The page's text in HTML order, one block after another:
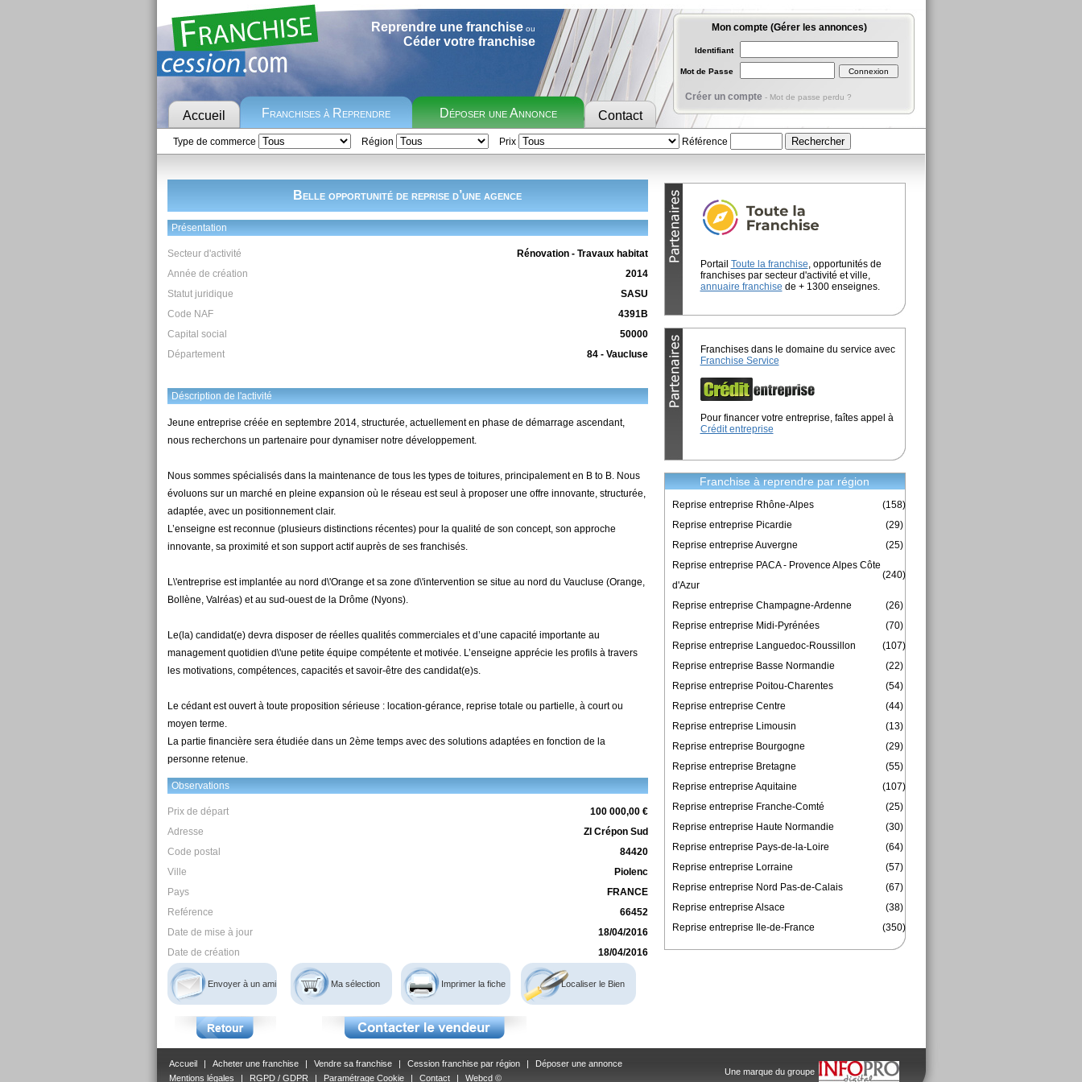
Reprendre une franchiseou
Céder votre franchise
Accueil Franchises à Reprendre Déposer une Annonce Contact
Mon compte (Gérer les annonces)
Identifiant
Mot de Passe
Créer un compte - Mot de passe perdu ?
Type de commerce Région Prix Référence
Belle opportunité de reprise d’une agence
Présentation
Secteur d'activité
Rénovation - Travaux habitat
Année de création
2014
Statut juridique
SASU
Code NAF
4391B
Capital social
50000
Département
84 - Vaucluse
Déscription de l'activité
Jeune entreprise créée en septembre 2014, structurée, actuellement en phase de démarrage ascendant,
nous recherchons un partenaire pour dynamiser notre développement.
Nous sommes spécialisés dans la maintenance de tous les types de toitures, principalement en B to B. Nous
évoluons sur un marché en pleine expansion où le réseau est seul à proposer une offre innovante, structurée,
adaptée, avec un positionnement clair.
L’enseigne est reconnue (plusieurs distinctions récentes) pour la qualité de son concept, son approche
innovante, sa proximité et son support actif auprès de ses franchisés.
L\'entreprise est implantée au nord d\'Orange et sa zone d\'intervention se situe au nord du Vaucluse (Orange,
Bollène, Valréas) et au sud-ouest de la Drôme (Nyons).
Le(la) candidat(e) devra disposer de réelles qualités commerciales et d’une capacité importante au
management quotidien d\'une petite équipe compétente et motivée. L’enseigne apprécie les profils à travers
les motivations, compétences, capacités et savoir-être des candidat(e)s.
Le cédant est ouvert à toute proposition sérieuse : location-gérance, reprise totale ou partielle, à court ou
moyen terme.
La partie financière sera étudiée dans un 2ème temps avec des solutions adaptées en fonction de la
personne retenue.
Observations
Prix de départ
100 000,00 €
Adresse
ZI Crépon Sud
Code postal
84420
Ville
Piolenc
Pays
FRANCE
Reférence
66452
Date de mise à jour
18/04/2016
Date de création
18/04/2016
Envoyer à un ami Ma sélection Imprimer la fiche Localiser le Bien
Portail Toute la franchise, opportunités de
franchises par secteur d'activité et ville,
annuaire franchise de + 1300 enseignes.
Franchises dans le domaine du service avec
Franchise Service
Pour financer votre entreprise, faîtes appel à
Crédit entreprise
Franchise à reprendre par région
Reprise entreprise Rhône-Alpes
(158)
Reprise entreprise Picardie
(29)
Reprise entreprise Auvergne
(25)
Reprise entreprise PACA - Provence Alpes Côte
d'Azur
(240)
Reprise entreprise Champagne-Ardenne
(26)
Reprise entreprise Midi-Pyrénées
(70)
Reprise entreprise Languedoc-Roussillon
(107)
Reprise entreprise Basse Normandie
(22)
Reprise entreprise Poitou-Charentes
(54)
Reprise entreprise Centre
(44)
Reprise entreprise Limousin
(13)
Reprise entreprise Bourgogne
(29)
Reprise entreprise Bretagne
(55)
Reprise entreprise Aquitaine
(107)
Reprise entreprise Franche-Comté
(25)
Reprise entreprise Haute Normandie
(30)
Reprise entreprise Pays-de-la-Loire
(64)
Reprise entreprise Lorraine
(57)
Reprise entreprise Nord Pas-de-Calais
(67)
Reprise entreprise Alsace
(38)
Reprise entreprise Ile-de-France
(350)
Une marque du groupe
Accueil Acheter une franchise Vendre sa franchise Cession franchise par région
Déposer une annonce
Mentions légales
RGPD / GDPR Paramétrage Cookie Contact Webcd ©